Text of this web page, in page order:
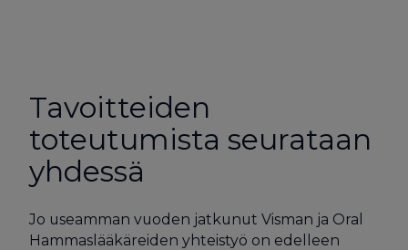
Tavoitteiden
toteutumista seurataan
yhdessä
Jo useamman vuoden jatkunut Visman ja Oral
Hammaslääkäreiden yhteistyö on edelleen